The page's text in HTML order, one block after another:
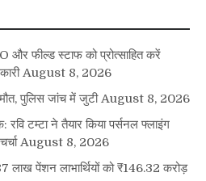
और फील्ड स्टाफ को प्रोत्साहित करें
August 8, 2026
पुलिस जांच में जुटी August 8, 2026
टम्टा ने तैयार किया पर्सनल फ्लाइंग
August 8, 2026
लाख पेंशन लाभार्थियों को ₹146.32 करोड़